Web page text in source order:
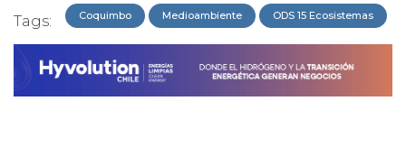
Tags: Coquimbo Medioambiente ODS 15 Ecosistemas